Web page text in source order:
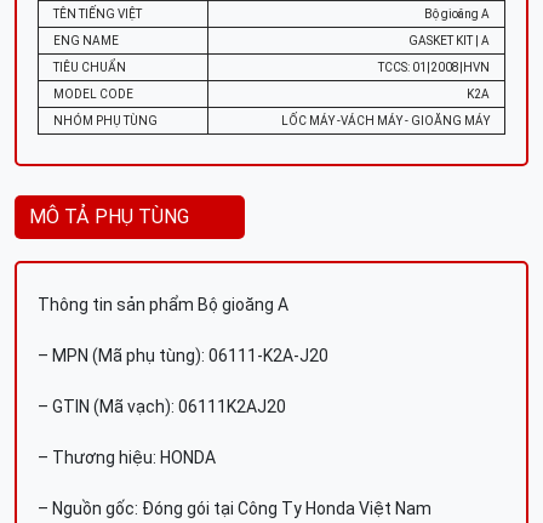
TÊN TIẾNG VIỆT
Bộ gioăng A
ENG NAME
GASKET KIT | A
TIÊU CHUẨN
TCCS: 01|2008|HVN
MODEL CODE
K2A
NHÓM PHỤ TÙNG
LỐC MÁY -VÁCH MÁY - GIOĂNG MÁY
MÔ TẢ PHỤ TÙNG
Thông tin sản phẩm Bộ gioăng A
– MPN (Mã phụ tùng): 06111-K2A-J20
– GTIN (Mã vạch): 06111K2AJ20
– Thương hiệu: HONDA
– Nguồn gốc: Đóng gói tại Công Ty Honda Việt Nam